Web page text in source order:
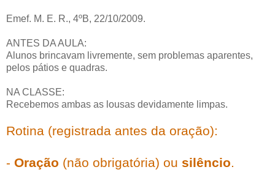
Emef. M. E. R., 4ºB, 22/10/2009.
ANTES DA AULA:
Alunos brincavam livremente, sem problemas aparentes,
pelos pátios e quadras.
NA CLASSE:
Recebemos ambas as lousas devidamente limpas.
Rotina (registrada antes da oração):
- Oração (não obrigatória) ou silêncio.